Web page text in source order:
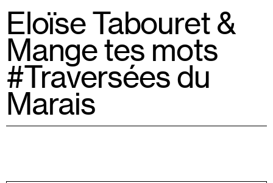
Eloïse Tabouret &
Mange tes mots
#Traversées du
Marais